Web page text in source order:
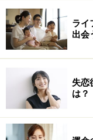
め直して、自らが
があります。それ
ませんので、自分
てはいかがでしょ
他者から振り回
で、漠然とした結
います。まずは自
ライ
出会
失恋
は？